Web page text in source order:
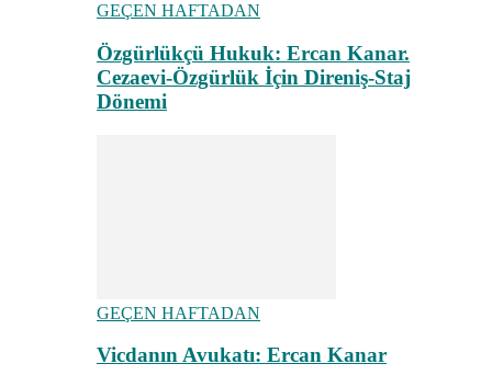
GEÇEN HAFTADAN
Özgürlükçü Hukuk: Ercan Kanar.
Cezaevi-Özgürlük İçin Direniş-Staj
Dönemi
GEÇEN HAFTADAN
Vicdanın Avukatı: Ercan Kanar